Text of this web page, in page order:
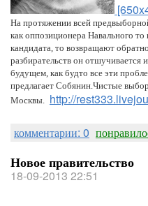
На протяжении всей
как оппозиционера Навального
кандидата, то возвращают
разбирательств он отшучивается
будущем, как будто все эти
предлагает Собянин.Чистые
Москвы. http://
комментарии: 0
Новое правительство
18-09-2013 22:51